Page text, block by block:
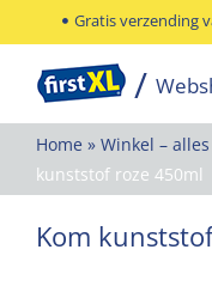
naar
inhoud
Gratis verzending
Home » Winkel –
kunststof roze 450ml
Kom